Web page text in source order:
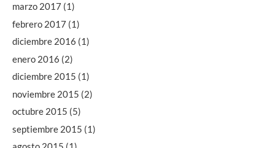
marzo 2017 (1)
febrero 2017 (1)
diciembre 2016 (1)
enero 2016 (2)
diciembre 2015 (1)
noviembre 2015 (2)
octubre 2015 (5)
septiembre 2015 (1)